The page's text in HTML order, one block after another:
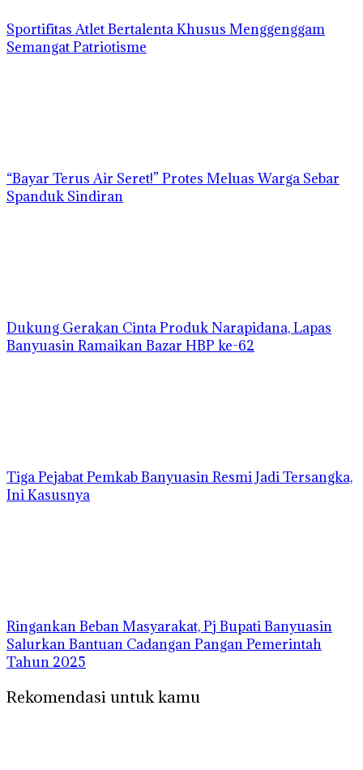
Sportifitas Atlet Bertalenta Khusus Menggenggam
Semangat Patriotisme
“Bayar Terus Air Seret!” Protes Meluas Warga Sebar
Spanduk Sindiran
Dukung Gerakan Cinta Produk Narapidana, Lapas
Banyuasin Ramaikan Bazar HBP ke-62
Tiga Pejabat Pemkab Banyuasin Resmi Jadi Tersangka,
Ini Kasusnya
Ringankan Beban Masyarakat, Pj Bupati Banyuasin
Salurkan Bantuan Cadangan Pangan Pemerintah
Tahun 2025
Rekomendasi untuk kamu